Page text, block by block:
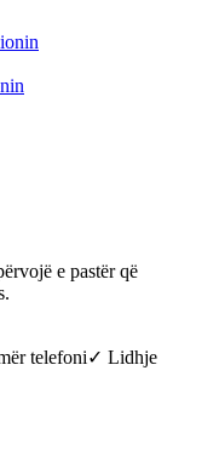
e pastër që
telefoni✓ Lidhje